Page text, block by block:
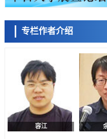
日本生成式AI使用者占比一年内
政策
日本修订首都直下型地震紧急对
化火灾防控
福井大学发现细胞记忆过往并抑
迥异之谜
科学研究
神户大学确认口服癌症疫苗
癌患者中开展临床试验
日本发布《令和8年版科学技术
首年度政策方向
科学研究
专栏作者介绍
陈小牧
容江